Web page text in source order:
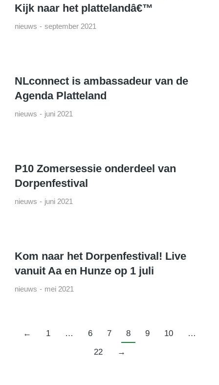
Kijk naar het plattelandâ€™
nieuws september 2021
NLconnect is ambassadeur van de
Agenda Platteland
nieuws juni 2021
P10 Zomersessie onderdeel van
Dorpenfestival
nieuws juni 2021
Kom naar het Dorpenfestival! Live
vanuit Aa en Hunze op 1 juli
nieuws mei 2021
← 1 … 6 7 8 9 10
…
22
→